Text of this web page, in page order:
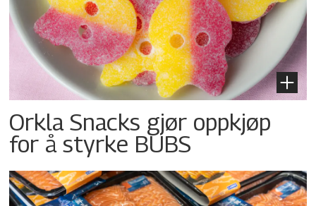
Orkla Snacks gjør oppkjøp
for å styrke BUBS